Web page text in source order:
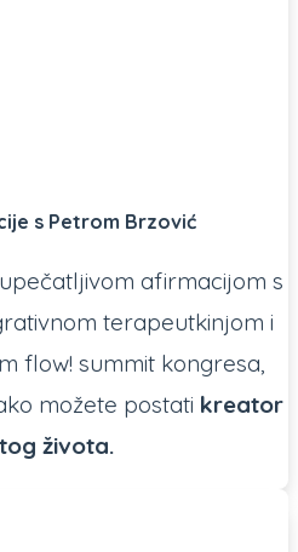
s Petrom Brzović
afirmacijom s
terapeutkinjom i
flow! summit kongresa,
možete postati kreator
života.